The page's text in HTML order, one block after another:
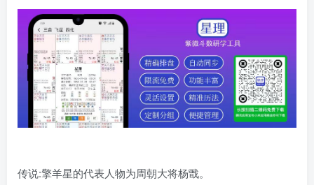
传说:擎羊星的代表人物为周朝大将杨戬。